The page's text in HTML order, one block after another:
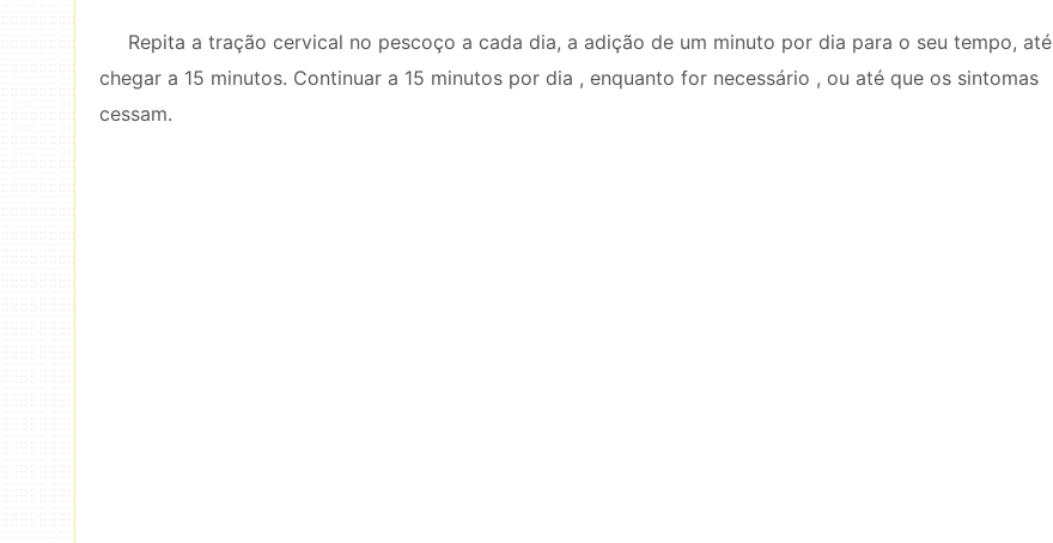
Repita a tração cervical no pescoço a cada dia, a adição de um minuto por dia para o seu tempo, até
chegar a 15 minutos. Continuar a 15 minutos por dia , enquanto for necessário , ou até que os sintomas
cessam.